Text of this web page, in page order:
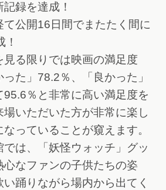
録を達成！
て公開16日間でまたたく間に
る限りでは映画の満足度
た」78.2％、「良かった」
％と非常に高い満足度を
いただいた方が非常に楽し
っていることが窺えます。
では、「妖怪ウォッチ」グッ
心なファンの子供たちの姿
踊りながら場内から出てく